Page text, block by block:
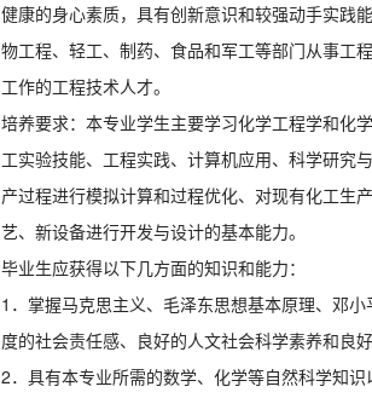
健康的身心素质，具有创新意识和较强动手实践
物工程、轻工、制药、食品和军工等部门从事工
工作的工程技术人才。
培养要求：本专业学生主要学习化学工程学和化
工实验技能、工程实践、计算机应用、科学研究
产过程进行模拟计算和过程优化、对现有化工生
艺、新设备进行开发与设计的基本能力。
毕业生应获得以下几方面的知识和能力：
1．掌握马克思主义、毛泽东思想基本原理、邓
度的社会责任感、良好的人文社会科学素养和良好
2．具有本专业所需的数学、化学等自然科学知